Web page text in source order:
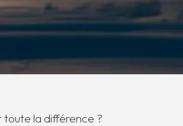
toute la différence ?